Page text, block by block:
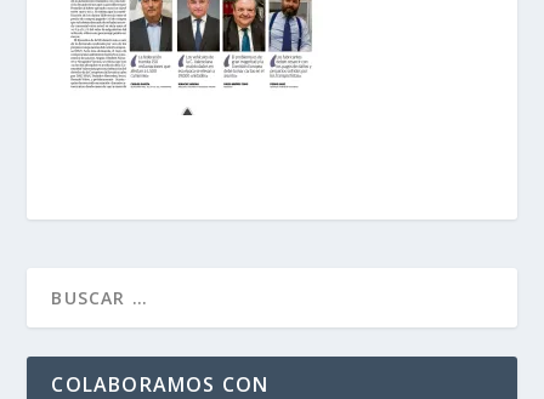
COLABORAMOS CON